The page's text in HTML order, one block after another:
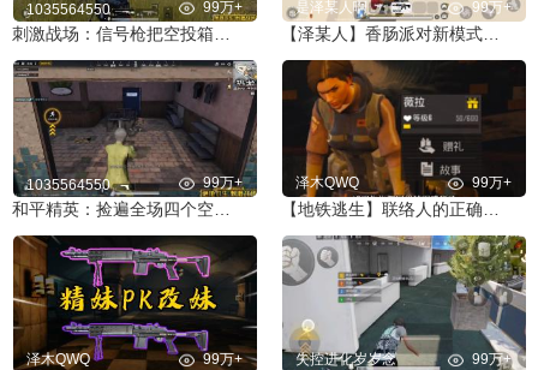
1035564550 99万+ 是泽某人啊 99万+
1035564550 99万+
和平精英：捡遍全场四个空投箱 上千发马格南 超富物资落地六杀
泽木QWQ 99万+
【地铁逃生】联络人的正确打开方式
泽木QWQ 99万+ 失控进化岁岁念 99万+